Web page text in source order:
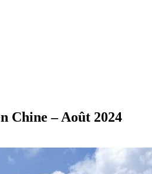
Chine – Août 2024